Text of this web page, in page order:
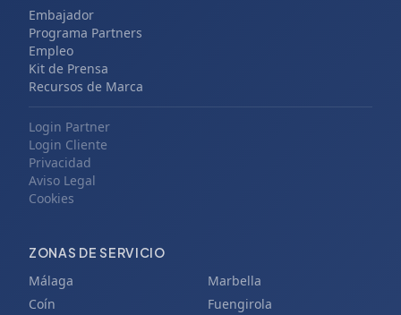
Embajador
Programa Partners
Empleo
Kit de Prensa
Recursos de Marca
Login Partner
Login Cliente
Privacidad
Aviso Legal
Cookies
ZONAS DE SERVICIO
Málaga
Marbella
Coín
Fuengirola